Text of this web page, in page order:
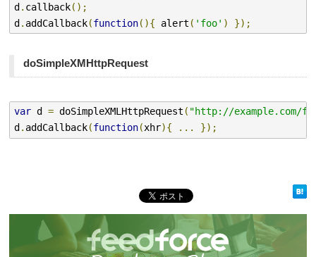
d. callback();
d. addCallback(function(){ alert ( 'foo' ) });
doSimpleXMHttpRequest
var d = doSimpleXMLHttpRequest ( "http://example.com/
d . addCallback(function(xhr){ ... });